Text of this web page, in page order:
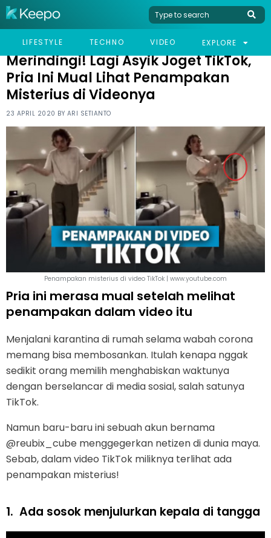
LIFESTYLE TECHNO VIDEO EXPLORE
HOME VIRAL
MERINDINGI! LAGI ASYIK JOGET TIKTOK, PRIA INI MUAL LIHAT
Merindingi! Lagi Asyik Joget TikTok,
Pria Ini Mual Lihat Penampakan
Misterius di Videonya
23 APRIL 2020 BY ARI SETIANTO
Penampakan misterius di video TikTok | www.youtube.com
Pria ini merasa mual setelah melihat
penampakan dalam video itu
Menjalani karantina di rumah selama wabah corona
memang bisa membosankan. Itulah kenapa nggak
sedikit orang memilih menghabiskan waktunya
dengan berselancar di media sosial, salah satunya
TikTok.
Namun baru-baru ini sebuah akun bernama
@reubix_cube menggegerkan netizen di dunia maya.
Sebab, dalam video TikTok miliknya terlihat ada
penampakan misterius!
1. Ada sosok menjulurkan kepala di tangga